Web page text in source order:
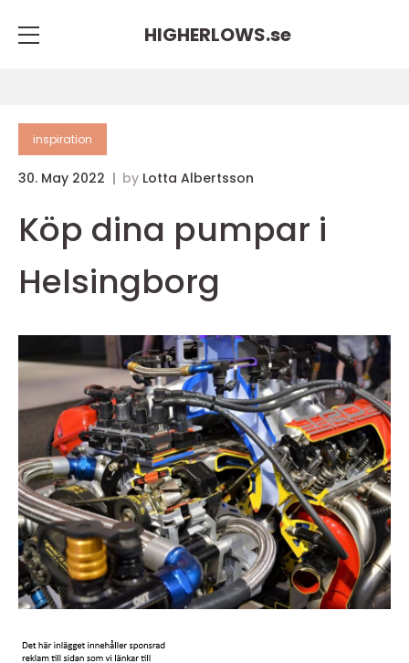
HIGHERLOWS.se
inspiration
30. May 2022 by Lotta Albertsson
Köp dina pumpar i
Helsingborg